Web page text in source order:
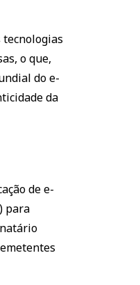
tecnologias
o que,
do e-
da
de e-
para